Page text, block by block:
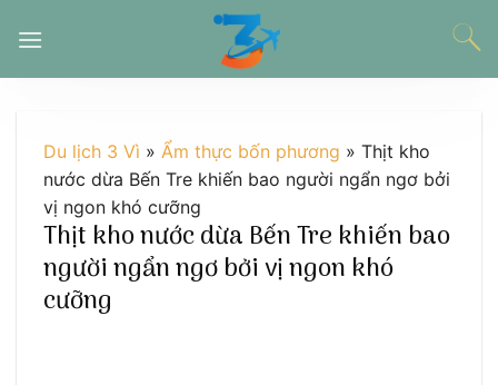
đến
Du lịch 3 Vì » Ẩm thực bốn phương » Thịt kho
nước dừa Bến Tre khiến bao người ngẩn ngơ bởi
vị ngon khó cưỡng
Thịt kho nước dừa Bến Tre khiến bao
người ngẩn ngơ bởi vị ngon khó
cưỡng